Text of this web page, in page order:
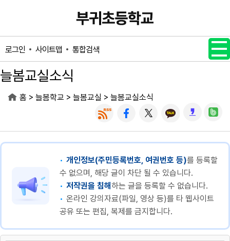
로그인 사이트맵 통합검색
늘봄교실소식
홈 > 늘봄학교 > 늘봄교실 > 늘봄교실소식
개인정보(주민등록번호, 여권번호 등)를 등록할
수 없으며, 해당 글이 차단 될 수 있습니다.
저작권을 침해하는 글을 등록할 수 없습니다.
온라인 강의자료(파일, 영상 등)를 타 웹사이트
공유 또는 편집, 복제를 금지합니다.